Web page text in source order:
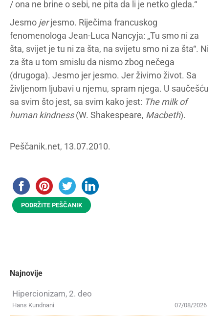
/ ona ne brine o sebi, ne pita da li je netko gleda.“
Jesmo jerjesmo. Riječima francuskog
fenomenologa Jean-Luca Nancyja: „Tu smo ni za
šta, svijet je tu ni za šta, na svijetu smo ni za šta“. Ni
za šta u tom smislu da nismo zbog nečega
(drugoga). Jesmo jer jesmo. Jer živimo život. Sa
življenom ljubavi u njemu, spram njega. U saučešću
sa svim što jest, sa svim kako jest: The milk of
human kindness(W. Shakespeare, Macbeth).
Peščanik.net, 13.07.2010.
PODRŽITE PEŠČANIK
Najnovije
Hipercionizam, 2. deo
07/08/2026
Hans Kundnani